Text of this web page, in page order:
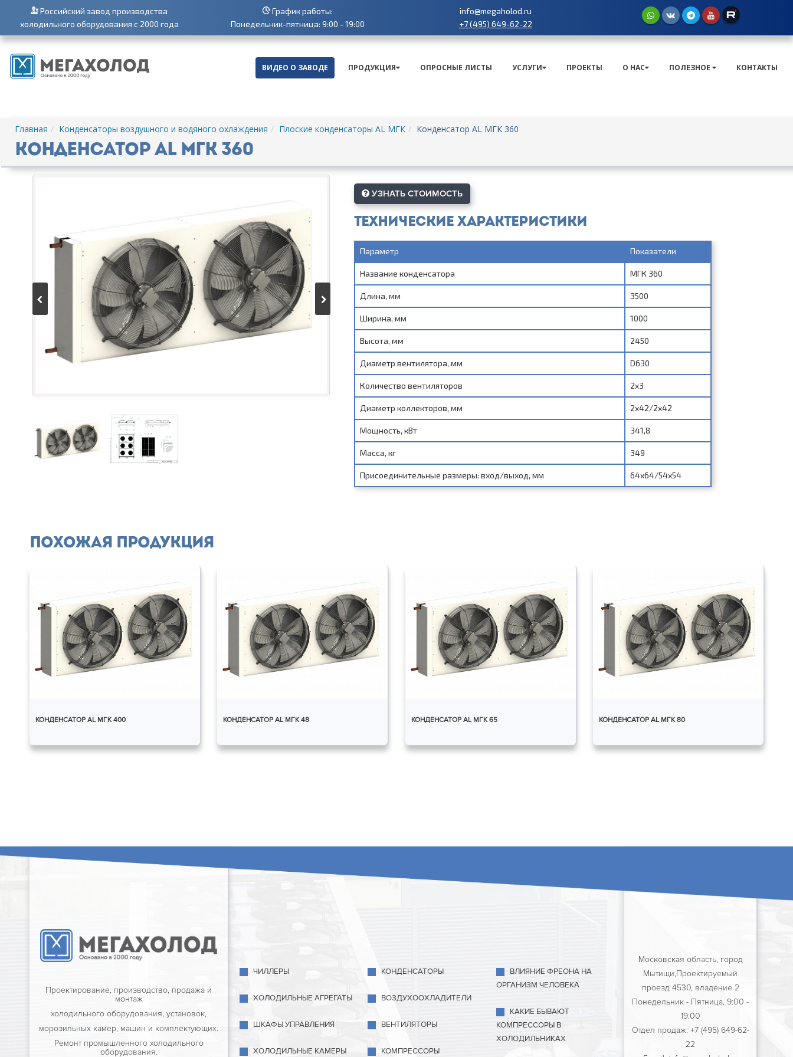
Российский завод производства
холодильного оборудования с 2000 года
График работы:
Понедельник-пятница: 9:00 - 19:00
info@megaholod.ru
+7 (495) 649-62-22
ВИДЕО О ЗАВОДЕ ПРОДУКЦИЯ ОПРОСНЫЕ ЛИСТЫ УСЛУГИ ПРОЕКТЫ О НАС ПОЛЕЗНОЕ КОНТАКТЫ
Главная Конденсаторы воздушного и водяного охлаждения Плоские конденсаторы AL МГК Конденсатор AL МГК 360
Конденсатор AL МГК 360
УЗНАТЬ СТОИМОСТЬ
Технические характеристики
Параметр Показатели
Название конденсатора МГК 360
Длина, мм 3500
Ширина, мм 1000
Высота, мм 2450
Диаметр вентилятора, мм D630
Количество вентиляторов 2x3
Диаметр коллекторов, мм 2x42/2x42
Мощность, кВт 341,8
Масса, кг 349
Присоединительные размеры: вход/выход, мм 64х64/54х54
Похожая продукция
КОНДЕНСАТОР AL МГК 400 КОНДЕНСАТОР AL МГК 48 КОНДЕНСАТОР AL МГК 65 КОНДЕНСАТОР AL МГК 80
Проектирование, производство, продажа и
монтаж
холодильного оборудования, установок,
морозильных камер, машин и комплектующих.
Ремонт промышленного холодильного
оборудования.
ЧИЛЛЕРЫ
ХОЛОДИЛЬНЫЕ АГРЕГАТЫ
ШКАФЫ УПРАВЛЕНИЯ
ХОЛОДИЛЬНЫЕ КАМЕРЫ
КОНДЕНСАТОРЫ
ВОЗДУХООХЛАДИТЕЛИ
ВЕНТИЛЯТОРЫ
КОМПРЕССОРЫ
ВЛИЯНИЕ ФРЕОНА НА
ОРГАНИЗМ ЧЕЛОВЕКА
КАКИЕ БЫВАЮТ
КОМПРЕССОРЫ В
ХОЛОДИЛЬНИКАХ
Московская область, город
Мытищи,Проектируемый
проезд 4530, владение 2
Понедельник - Пятница, 9:00 -
19:00
Отдел продаж: +7 (495) 649-62-
22